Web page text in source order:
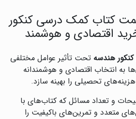
کتاب کمک درسی کنکور
اقتصادی و هوشمند
هندسه تحت تأثیر عوامل مختلفی
به انتخاب اقتصادی و هوشمندانه
تحصیلی را بهینه سازد.
و تعداد مسائل که کتاب‌های با
متعدد و تمرین‌های باکیفیت را